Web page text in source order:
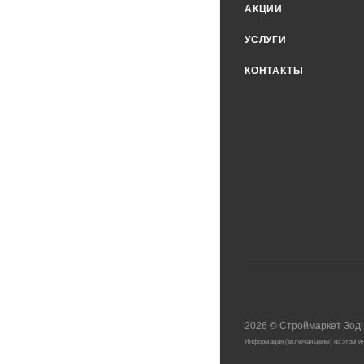
АКЦИИ
УСЛУГИ
КОНТАКТЫ
2026 © Строймаркет
Информация (включая цены) на этом